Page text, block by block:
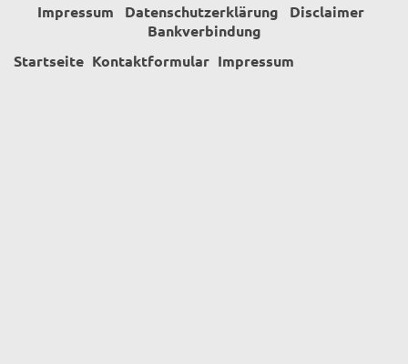
Impressum Datenschutzerklärung
Disclaimer
Bankverbindung
Startseite Kontaktformular Impressum